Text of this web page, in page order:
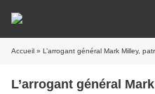
Accueil » L’arrogant général Mark Milley,
L’arrogant général